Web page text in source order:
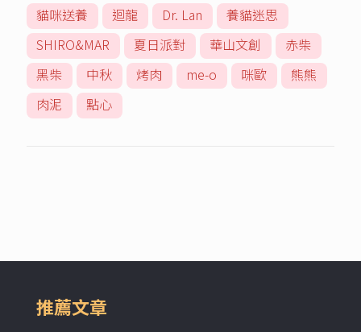
貓咪送養
迴龍 Dr. Lan
養貓迷思
SHIRO&MAR
夏日派對 華山文創
赤柴
黑柴
中秋 烤肉 me-o 咪歐
熊熊
肉泥
點心
推薦文章